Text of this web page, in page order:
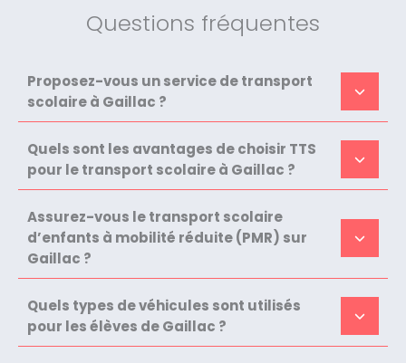
Questions fréquentes
Proposez-vous un service de transport
scolaire à Gaillac ?
Quels sont les avantages de choisir TTS
pour le transport scolaire à Gaillac ?
Assurez-vous le transport scolaire
d’enfants à mobilité réduite (PMR) sur
Gaillac ?
Quels types de véhicules sont utilisés
pour les élèves de Gaillac ?